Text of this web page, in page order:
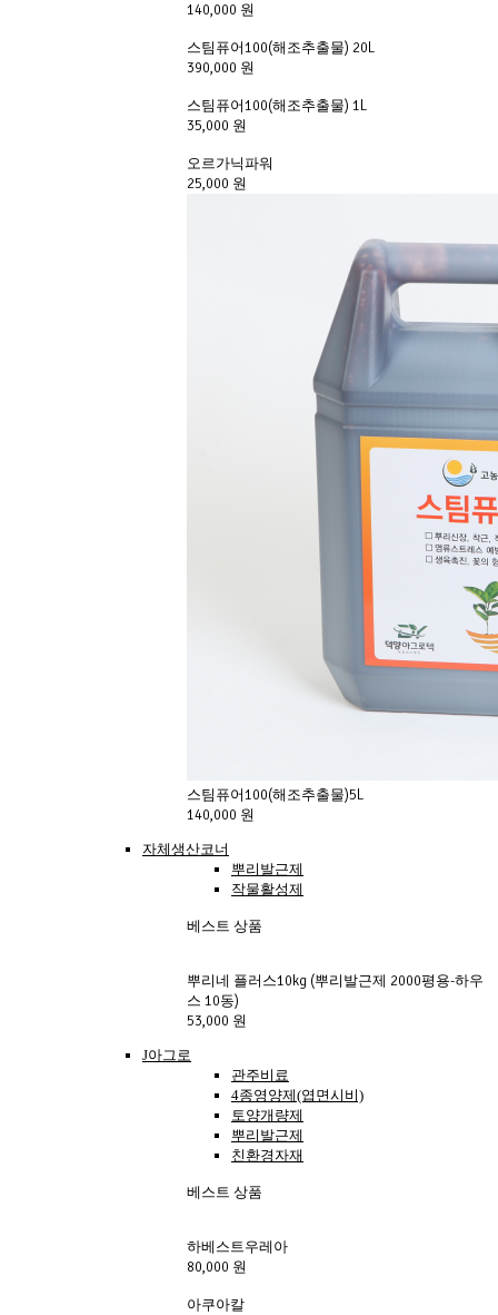
140,000 원
스팀퓨어100(해조추출물) 20L
390,000 원
스팀퓨어100(해조추출물) 1L
35,000 원
오르가닉파워
25,000 원
스팀퓨어100(해조추출물)5L
140,000 원
자체생산코너
뿌리발근제
작물활성제
베스트 상품
뿌리네 플러스10kg (뿌리발근제 2000평용-하우
스 10동)
53,000 원
J아그로
관주비료
4종영양제(엽면시비)
토양개량제
뿌리발근제
친환경자재
베스트 상품
하베스트우레아
80,000 원
아쿠아칼